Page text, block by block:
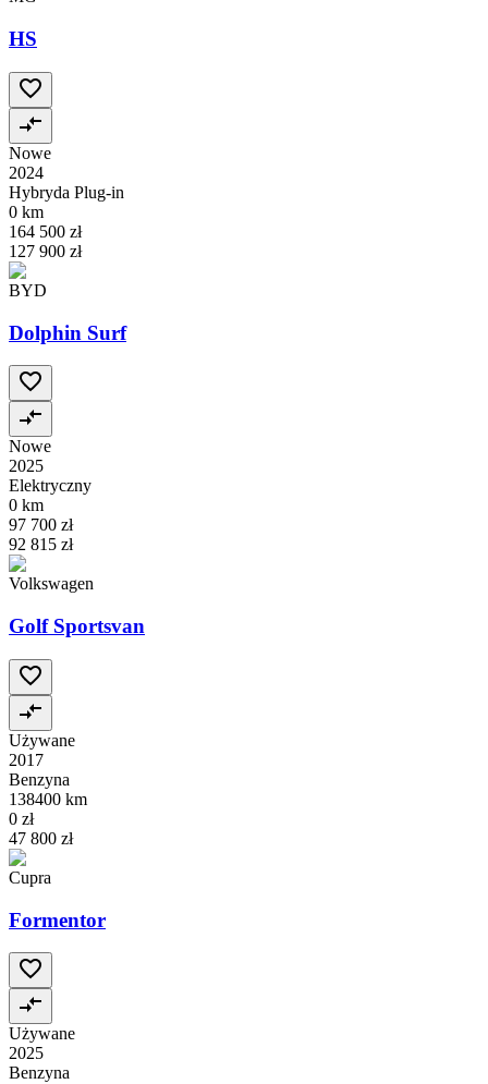
HS
Nowe
2024
Hybryda Plug-in
0 km
164 500 zł
127 900 zł
BYD
Dolphin Surf
Nowe
2025
Elektryczny
0 km
97 700 zł
92 815 zł
Volkswagen
Golf Sportsvan
Używane
2017
Benzyna
138400 km
0 zł
47 800 zł
Cupra
Formentor
Używane
2025
Benzyna